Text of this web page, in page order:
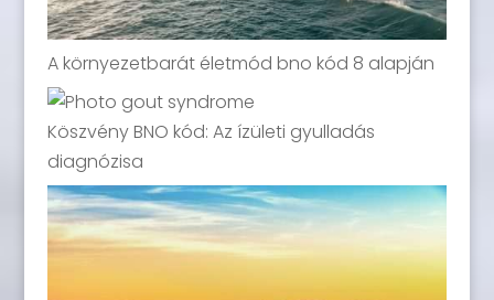
A környezetbarát életmód bno kód 8 alapján
Köszvény BNO kód: Az ízületi gyulladás
diagnózisa